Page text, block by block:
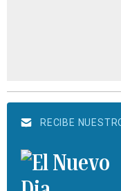
RECIBE